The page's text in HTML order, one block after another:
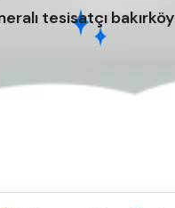
tesisatçı bakırköy